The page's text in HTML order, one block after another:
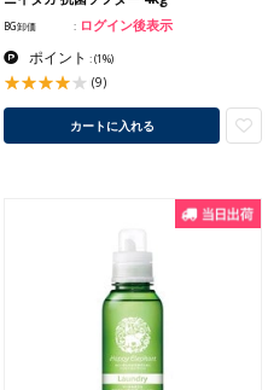
BG卸価 ログイン後表示
ポイント :(1%)
(9)
カートに入れる